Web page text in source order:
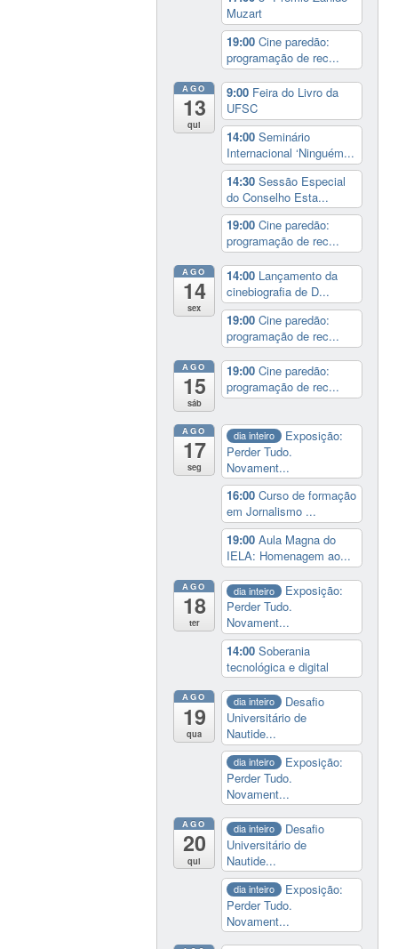
Muzart
19:00Cine paredão:
programação de rec...
AGO
13
qui
9:00 Feira do Livro da
UFSC
14:00Seminário
Internacional ‘Ninguém...
14:30Sessão Especial
do Conselho Esta...
19:00Cine paredão:
programação de rec...
AGO
14
sex
14:00 Lançamento da
cinebiografia de D...
19:00Cine paredão:
programação de rec...
AGO
15
sáb
19:00Cine paredão:
programação de rec...
AGO
17
seg
dia inteiro
Exposição:
Perder Tudo.
Novament...
16:00Curso de formação
em Jornalismo ...
19:00Aula Magna do
IELA: Homenagem ao...
AGO
18
ter
dia inteiro
Exposição:
Perder Tudo.
Novament...
14:00Soberania
tecnológica e digital
AGO
19
qua
dia inteiro
Desafio
Universitário de
Nautide...
dia inteiro
Exposição:
Perder Tudo.
Novament...
AGO
20
qui
dia inteiro
Desafio
Universitário de
Nautide...
dia inteiro
Exposição:
Perder Tudo.
Novament...